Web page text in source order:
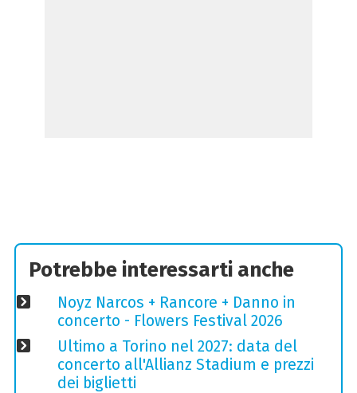
Potrebbe interessarti anche
Noyz Narcos + Rancore + Danno in
concerto - Flowers Festival 2026
Ultimo a Torino nel 2027: data del
concerto all'Allianz Stadium e prezzi
dei biglietti